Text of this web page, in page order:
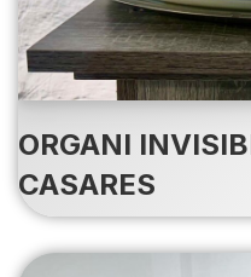
ORGANI
CASARES